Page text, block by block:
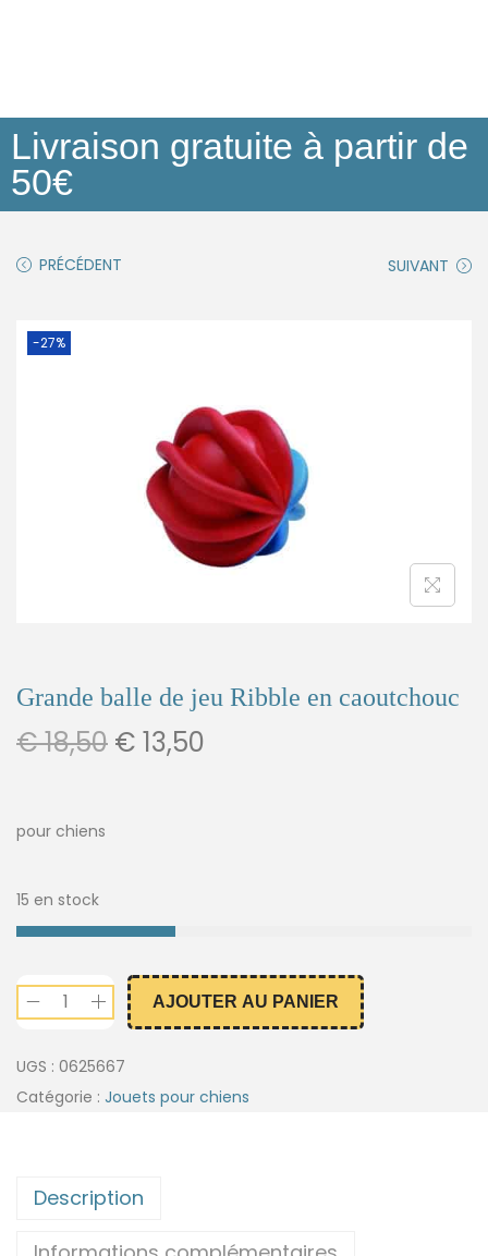
Livraison gratuite à partir de
50€
PRÉCÉDENT SUIVANT
-27%
Grande balle de jeu Ribble en caoutchouc
€18,50 € 13,50
pour chiens
15 en stock
AJOUTER AU PANIER
UGS : 0625667
Catégorie : Jouets pour chiens
Description